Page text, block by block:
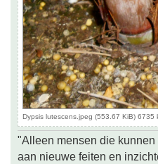
Dypsis lutescens.jpeg (553.67 KiB) 6735
"Alleen mensen die
aan nieuwe feiten en